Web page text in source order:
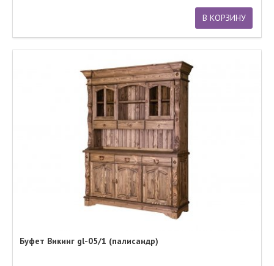
В КОРЗИНУ
Буфет Викинг gl-05/1 (палисандр)